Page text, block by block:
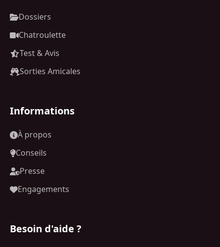
Dossiers
Chatroulette
Test & Avis
Sorties Amicales
Informations
À propos
Conseils
Presse
Engagements
Besoin d'aide ?